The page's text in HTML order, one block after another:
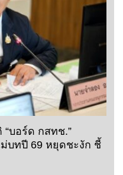
“บอร์ด กสทช.”
บทปี 69 หยุดชะงัก ชี้